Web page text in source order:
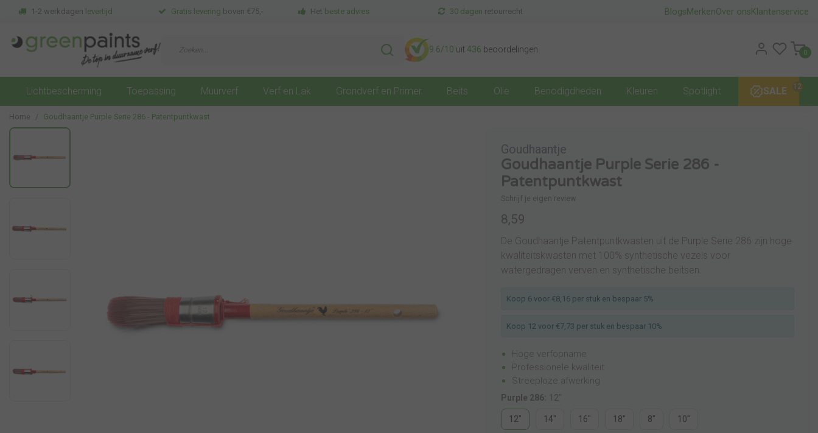
1-2 werkdagen levertijd Gratis levering boven €75,- Het beste advies 30 dagen retourrecht BlogsMerkenOver onsKlantenservice
9.6/10 uit 436 beoordelingen 0
Lichtbescherming Toepassing Muurverf Verf en Lak Grondverf en Primer Beits Olie Benodigdheden Kleuren Spotlight SALE 12
Home Goudhaantje Purple Serie 286 - Patentpuntkwast
Goudhaantje
Goudhaantje Purple Serie 286 -
Patentpuntkwast
Schrijf je eigen review
8,59
De Goudhaantje Patentpuntkwasten uit de Purple Serie 286 zijn hoge
kwaliteitskwasten met 100% synthetische vezels voor
watergedragen verven en synthetische beitsen.
Koop 6 voor €8,16 per stuk en bespaar 5%
Koop 12 voor €7,73 per stuk en bespaar 10%
Hoge verfopname
Professionele kwaliteit
Streeploze afwerking
Purple 286: 12"
12" 14" 16" 18" 8" 10"